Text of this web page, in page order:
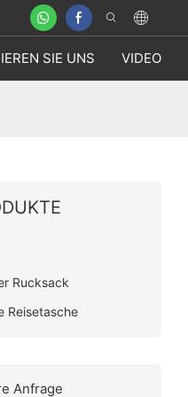
SIE UNS VIDEO
Rucksack
Reisetasche
Anfrage